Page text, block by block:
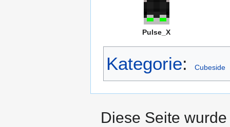
Pulse_X
Kategorie: Cubeside
Diese Seite